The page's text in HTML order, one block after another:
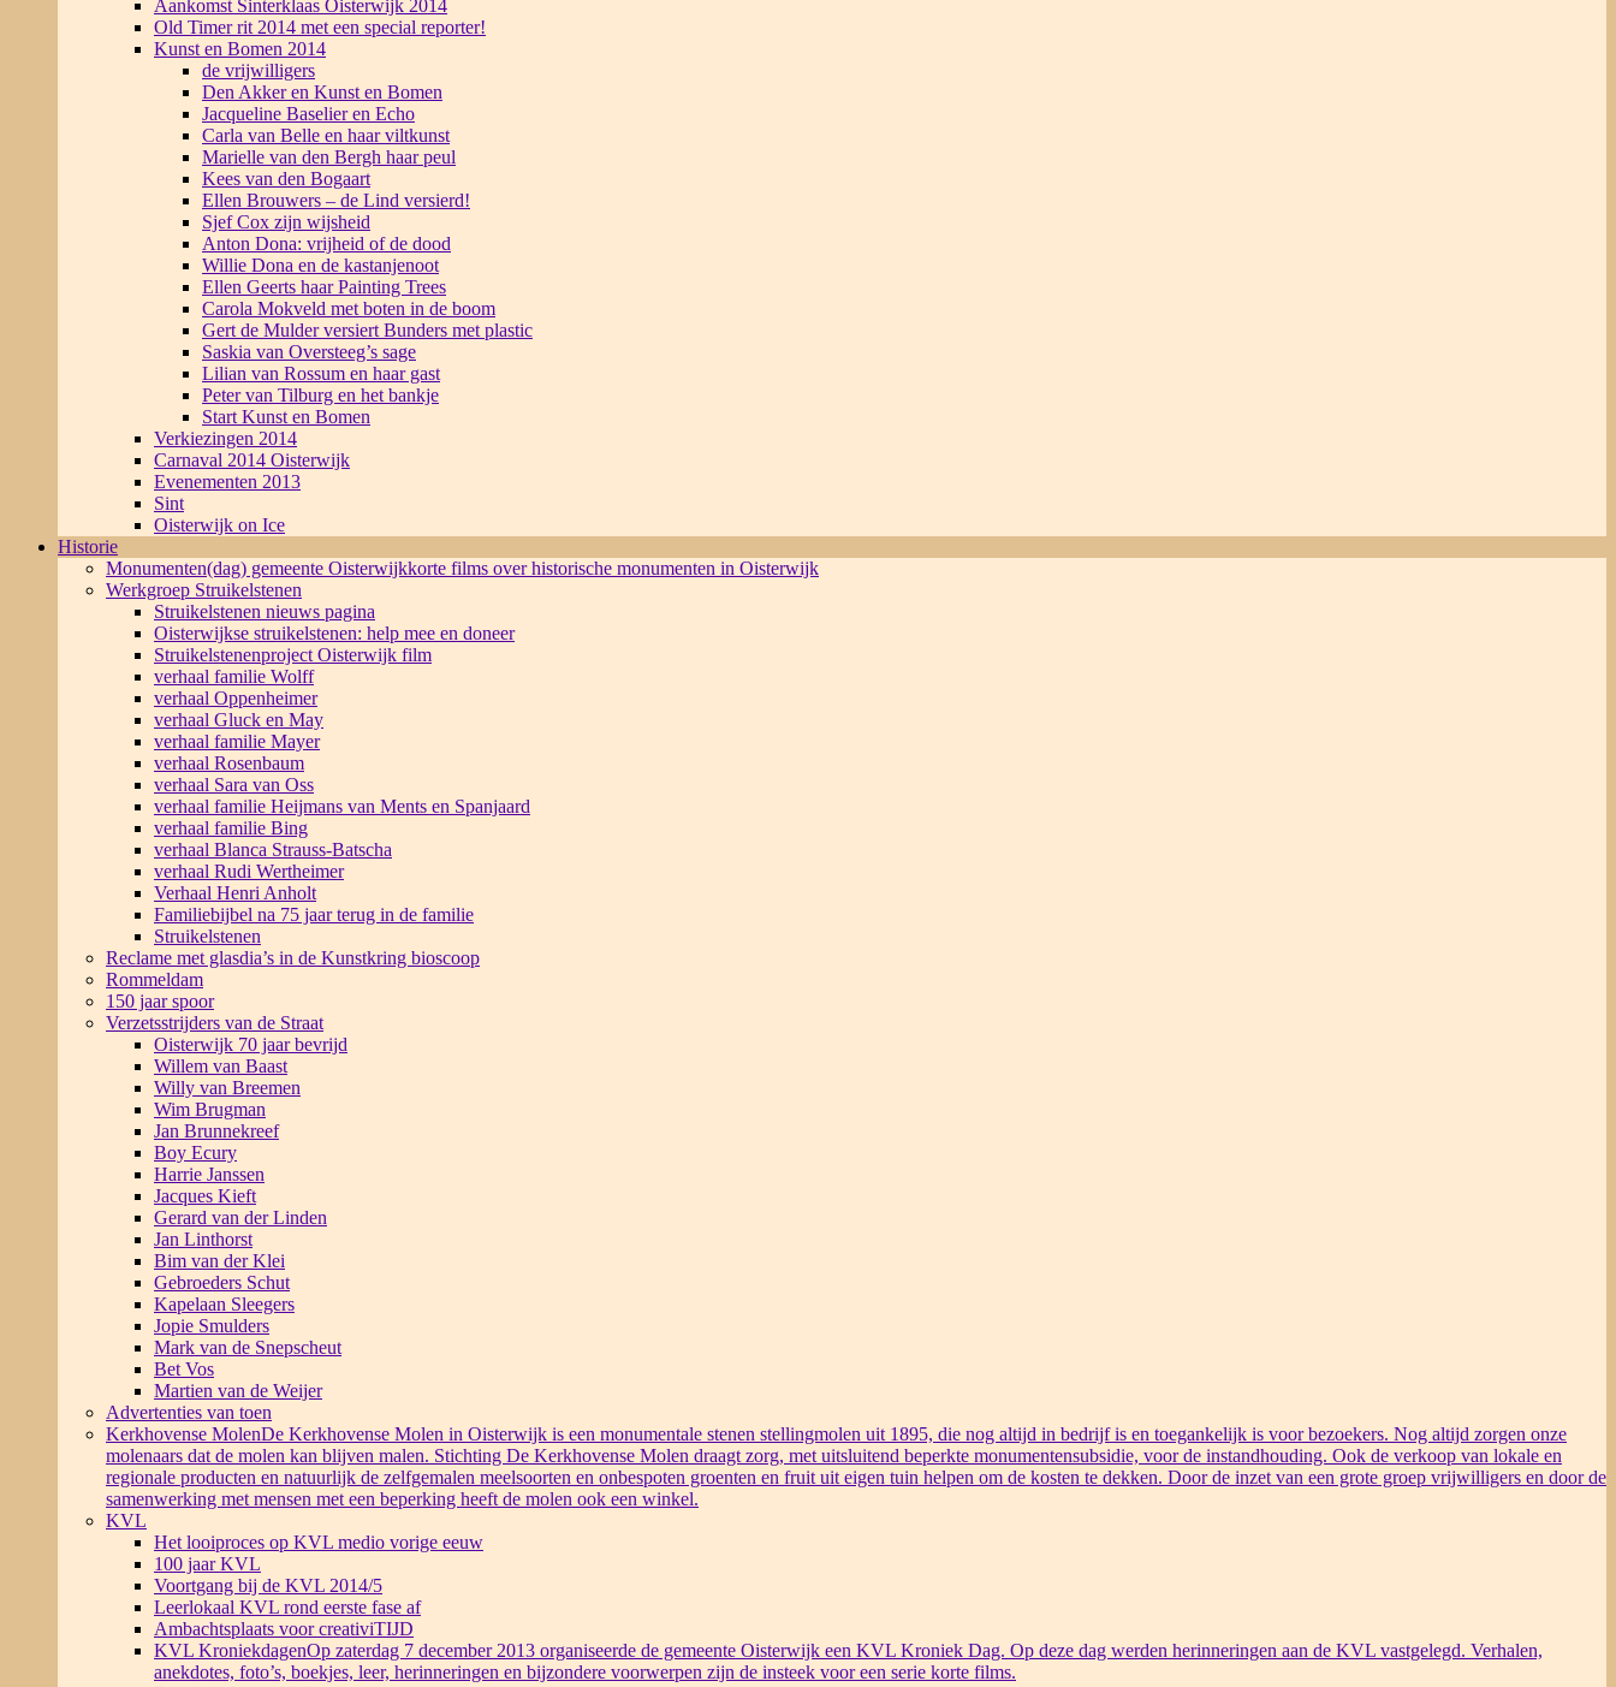
Aankomst Sinterklaas Oisterwijk 2014
Old Timer rit 2014 met een special reporter!
Kunst en Bomen 2014
de vrijwilligers
Den Akker en Kunst en Bomen
Jacqueline Baselier en Echo
Carla van Belle en haar viltkunst
Marielle van den Bergh haar peul
Kees van den Bogaart
Ellen Brouwers – de Lind versierd!
Sjef Cox zijn wijsheid
Anton Dona: vrijheid of de dood
Willie Dona en de kastanjenoot
Ellen Geerts haar Painting Trees
Carola Mokveld met boten in de boom
Gert de Mulder versiert Bunders met plastic
Saskia van Oversteeg’s sage
Lilian van Rossum en haar gast
Peter van Tilburg en het bankje
Start Kunst en Bomen
Verkiezingen 2014
Carnaval 2014 Oisterwijk
Evenementen 2013
Sint
Oisterwijk on Ice
Historie
Monumenten(dag) gemeente Oisterwijkkorte films over historische monumenten in Oisterwijk
Werkgroep Struikelstenen
Struikelstenen nieuws pagina
Oisterwijkse struikelstenen: help mee en doneer
Struikelstenenproject Oisterwijk film
verhaal familie Wolff
verhaal Oppenheimer
verhaal Gluck en May
verhaal familie Mayer
verhaal Rosenbaum
verhaal Sara van Oss
verhaal familie Heijmans van Ments en Spanjaard
verhaal familie Bing
verhaal Blanca Strauss-Batscha
verhaal Rudi Wertheimer
Verhaal Henri Anholt
Familiebijbel na 75 jaar terug in de familie
Struikelstenen
Reclame met glasdia’s in de Kunstkring bioscoop
Rommeldam
150 jaar spoor
Verzetsstrijders van de Straat
Oisterwijk 70 jaar bevrijd
Willem van Baast
Willy van Breemen
Wim Brugman
Jan Brunnekreef
Boy Ecury
Harrie Janssen
Jacques Kieft
Gerard van der Linden
Jan Linthorst
Bim van der Klei
Gebroeders Schut
Kapelaan Sleegers
Jopie Smulders
Mark van de Snepscheut
Bet Vos
Martien van de Weijer
Advertenties van toen
Kerkhovense MolenDe Kerkhovense Molen in Oisterwijk is een monumentale stenen stellingmolen uit 1895, die nog altijd in bedrijf is en toegankelijk is voor bezoekers. Nog altijd zorgen onze
molenaars dat de molen kan blijven malen. Stichting De Kerkhovense Molen draagt zorg, met uitsluitend beperkte monumentensubsidie, voor de instandhouding. Ook de verkoop van lokale en
regionale producten en natuurlijk de zelfgemalen meelsoorten en onbespoten groenten en fruit uit eigen tuin helpen om de kosten te dekken. Door de inzet van een grote groep vrijwilligers en door de
samenwerking met mensen met een beperking heeft de molen ook een winkel.
KVL
Het looiproces op KVL medio vorige eeuw
100 jaar KVL
Voortgang bij de KVL 2014/5
Leerlokaal KVL rond eerste fase af
Ambachtsplaats voor creativiTIJD
KVL KroniekdagenOp zaterdag 7 december 2013 organiseerde de gemeente Oisterwijk een KVL Kroniek Dag. Op deze dag werden herinneringen aan de KVL vastgelegd. Verhalen,
anekdotes, foto’s, boekjes, leer, herinneringen en bijzondere voorwerpen zijn de insteek voor een serie korte films.